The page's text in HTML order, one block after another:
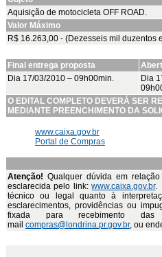
Aquisição de motocicleta OFF ROAD.
Valor Máximo
R$ 16.263,00 - (Dezesseis mil duzentos
Final entrega proposta
Dia 17/03/2010 – 09h00min.
Dia
O EDITAL COMPLETO DEVERÁ SER
MEDIANTE PREENCHIMENTO DA
www.caixa.gov.br
Portal de Compras
Atenção! Qualquer dúvida em
esclarecida pelo link:www.caixa.gov.br.
técnico ou legal quanto à
esclarecimentos, providências ou
fixada para recebimento das
mail compras@londrina.pr.gov.br, ou